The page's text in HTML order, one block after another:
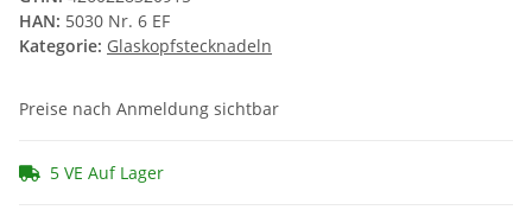
HAN: 5030 Nr. 6 EF
Kategorie: Glaskopfstecknadeln
Preise nach Anmeldung sichtbar
5 VE Auf Lager